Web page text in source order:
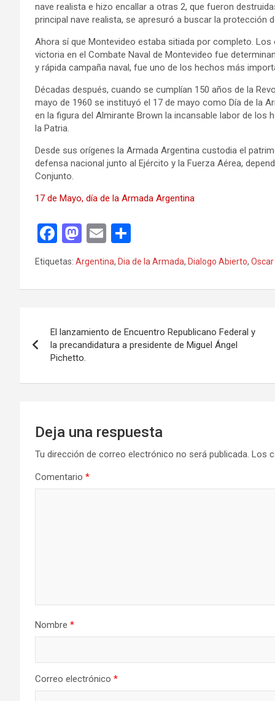
nave realista e hizo encallar a otras 2, que fueron
principal nave realista, se apresuró a buscar la protección
Ahora sí que Montevideo estaba sitiada por completo.
victoria en el Combate Naval de Montevideo fue
y rápida campaña naval, fue uno de los hechos más
Décadas después, cuando se cumplían 150 años de la
mayo de 1960 se instituyó el 17 de mayo como Día de la
en la figura del Almirante Brown la incansable labor de
la Patria.
Desde sus orígenes la Armada Argentina custodia el
defensa nacional junto al Ejército y la Fuerza Aérea,
Conjunto.
17 de Mayo, día de la Armada Argentina
F
a
ce
b
o
k
M
st
o
o
n
E
m
ail
o
m
p
tir
Etiquetas: Argentina, Dia de la Armada, Dialogo Abierto, Oscar
de
El lanzamiento de Encuentro Republicano Federal y
la precandidatura a presidente de Miguel Ángel
Pichetto.
Deja una respuesta
Tu dirección de correo electrónico no será publicada. Los
Comentario *
Nombre *
Correo electrónico *